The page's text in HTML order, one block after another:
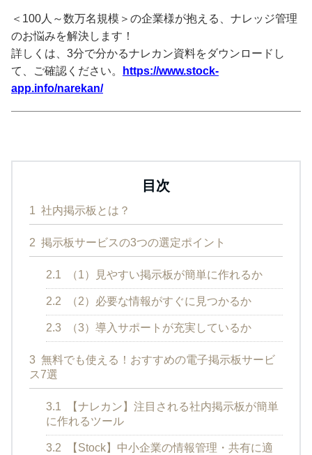
＜100人～数万名規模＞の企業様が抱える、ナレッジ管理
のお悩みを解決します！
詳しくは、3分で分かるナレカン資料をダウンロードし
て、ご確認ください。
https://www.stock-
app.info/narekan/
目次
1 社内掲示板とは？
2 掲示板サービスの3つの選定ポイント
2.1 （1）見やすい掲示板が簡単に作れるか
2.2 （2）必要な情報がすぐに見つかるか
2.3 （3）導入サポートが充実しているか
3 無料でも使える！おすすめの電子掲示板サービ
ス7選
3.1
【ナレカン】注目される社内掲示板が簡単
に作れるツール
3.2
【Stock】中小企業の情報管理・共有に適